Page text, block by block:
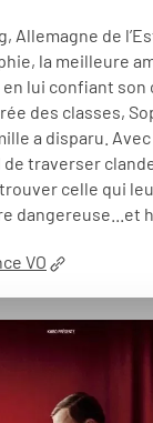
Allemagne de
la meilleure
lui confiant son
des classes,
a disparu.
traverser
celle qui
dangereuse...et
VO